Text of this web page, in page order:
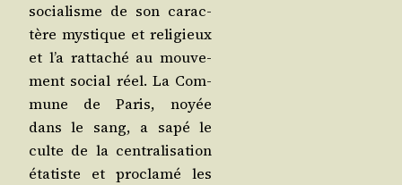
socia­lisme de son carac­
tère mys­tique et reli­gieux
et l’a rat­ta­ché au mou­ve­
ment social réel. La Com­
mune de Paris, noyée
dans le sang, a sapé le
culte de la cen­tra­li­sa­tion
éta­tiste et pro­cla­mé les